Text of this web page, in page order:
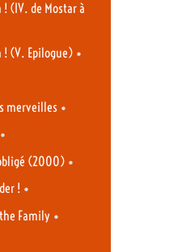
(IV. de Mostar à
! (V. Epilogue) •
merveilles •
•
(2000) •
! •
Family •